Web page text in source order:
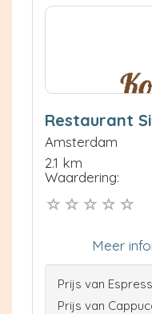
Restaurant
Amsterdam
2.1 km
Waardering:
Meer
Prijs van
Prijs van